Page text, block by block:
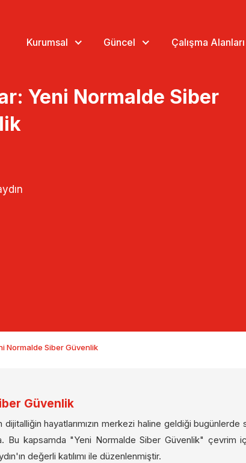
Kurumsal Güncel Çalışma Alanları
Yeni Normalde Siber
Normalde Siber Güvenlik
Güvenlik
dijitalliğin hayatlarımızın merkezi haline geldiği
Bu kapsamda "Yeni Normalde Siber Güvenlik" çevrim
değerli katılımı ile düzenlenmiştir.